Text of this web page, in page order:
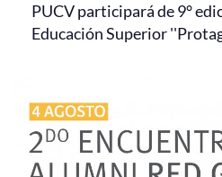
PUCV participará de 9°
Educación Superior